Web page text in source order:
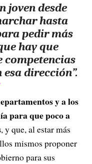
joven desde
hasta
pedir más
hay que
competencias
dirección”.
y a los
para que poco a
, y que, al estar más
mismos proponer
para sus